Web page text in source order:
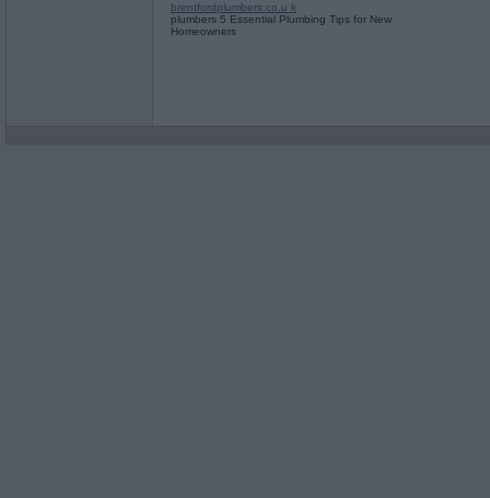
brentfordplumbers.co.u k
plumbers 5 Essential Plumbing Tips for New
Homeowners